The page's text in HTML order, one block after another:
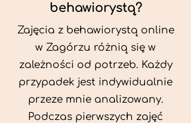
behawiorystą?
Zajęcia z behawiorystą online
w Zagórzu różnią się w
zależności od potrzeb. Każdy
przypadek jest indywidualnie
przeze mnie analizowany.
Podczas pierwszych zajęć